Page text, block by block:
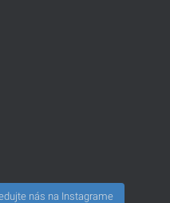
nás na Instagrame